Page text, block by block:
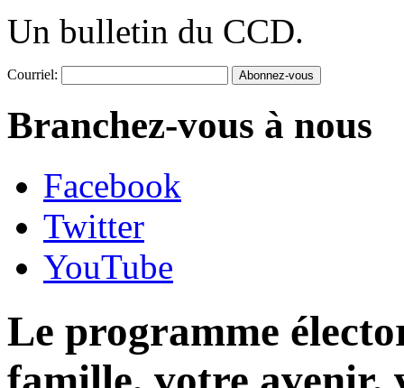
Un bulletin du CCD.
Courriel:
Branchez-vous à nous
Facebook
Twitter
YouTube
Le programme